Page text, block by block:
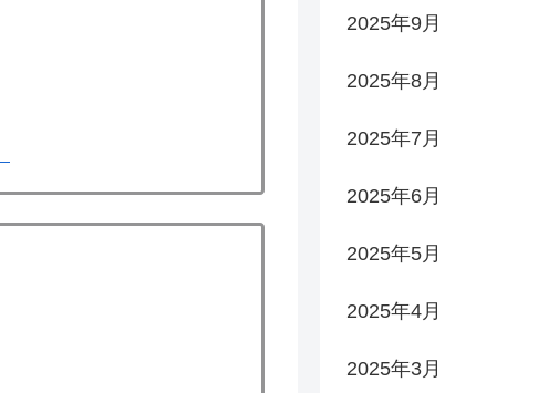
2025年9月
2025年8月
2025年7月
2025年6月
2025年5月
2025年4月
2025年3月